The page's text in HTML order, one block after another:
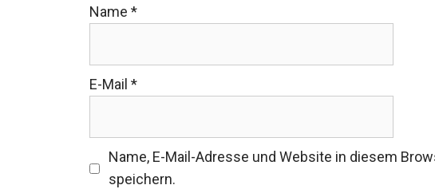
Name *
E-Mail *
Name, E-Mail-Adresse und Website in diesem
speichern.